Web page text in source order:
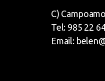
C)
Tel: 985 22
Email: